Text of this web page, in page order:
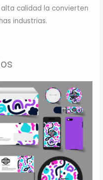
calidad la convierten
industrias.